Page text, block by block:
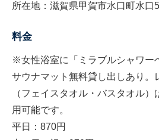
所在地：滋賀県甲賀市水口町水口
料金
※女性浴室に「ミラブルシャワー
サウナマット無料貸し出しあり。
（フェイスタオル・バスタオル）
用可能です。
平日：870円